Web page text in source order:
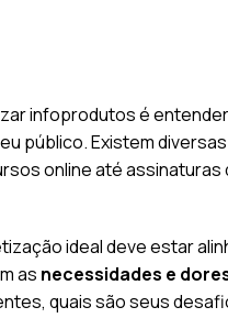
infoprodutos é entender
público. Existem
online até
ideal deve estar
as necessidades e
quais são seus